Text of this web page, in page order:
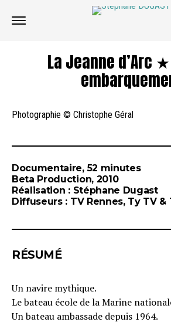
La Jeanne d’Arc
Photographie © Christophe Géral
Documentaire, 52 minutes
Beta Production, 2010
Réalisation : Stéphane Dugast
Diffuseurs : TV Rennes, Ty TV &
RÉSUMÉ
Un navire mythique.
Le bateau école de la Marine
Un bateau ambassade depuis 1964.